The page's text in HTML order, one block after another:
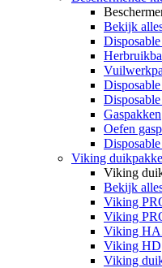
Bekijk
Gaspakken
Oefen
Viking
Viking
Bekijk
Viking
Viking
Viking
Viking HD
Viking